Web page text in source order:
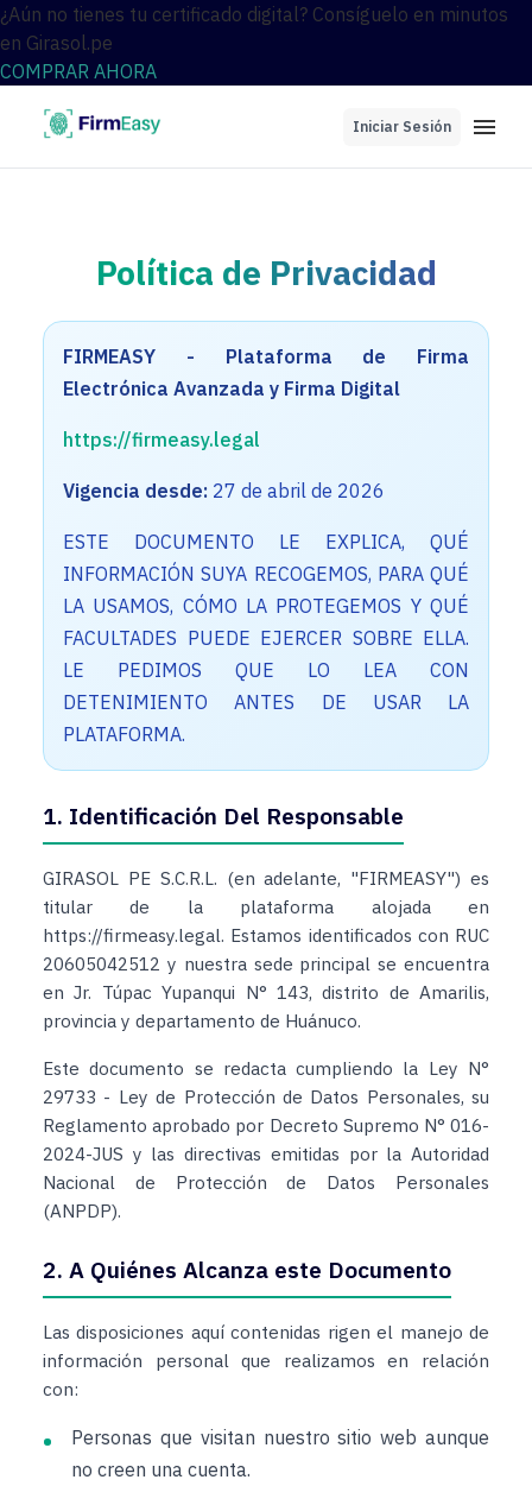
¿Aún no tienes tu certificado digital? Consíguelo en minutos
en Girasol.pe
COMPRAR AHORA
Iniciar Sesión
Política de Privacidad
FIRMEASY - Plataforma de Firma
Electrónica Avanzada y Firma Digital
https://firmeasy.legal
Vigencia desde: 27 de abril de 2026
ESTE DOCUMENTO LE EXPLICA, QUÉ
INFORMACIÓN SUYA RECOGEMOS, PARA QUÉ
LA USAMOS, CÓMO LA PROTEGEMOS Y QUÉ
FACULTADES PUEDE EJERCER SOBRE ELLA.
LE PEDIMOS QUE LO LEA CON
DETENIMIENTO ANTES DE USAR LA
PLATAFORMA.
1. Identificación Del Responsable
GIRASOL PE S.C.R.L. (en adelante, "FIRMEASY") es
titular de la plataforma alojada en
https://firmeasy.legal. Estamos identificados con RUC
20605042512 y nuestra sede principal se encuentra
en Jr. Túpac Yupanqui N° 143, distrito de Amarilis,
provincia y departamento de Huánuco.
Este documento se redacta cumpliendo la Ley N°
29733 - Ley de Protección de Datos Personales, su
Reglamento aprobado por Decreto Supremo N° 016-
2024-JUS y las directivas emitidas por la Autoridad
Nacional de Protección de Datos Personales
(ANPDP).
2. A Quiénes Alcanza este Documento
Las disposiciones aquí contenidas rigen el manejo de
información personal que realizamos en relación
con:
Personas que visitan nuestro sitio web aunque
no creen una cuenta.